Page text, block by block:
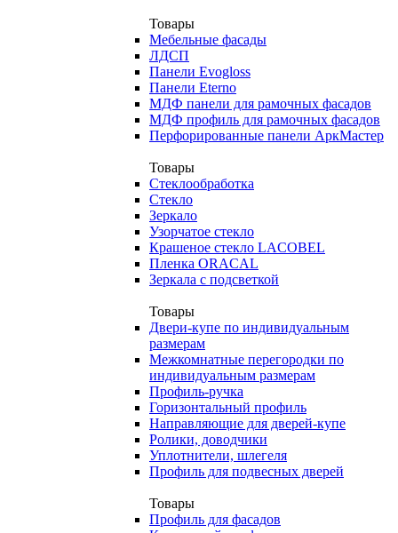
Товары
Мебельные фасады
ЛДСП
Панели Evogloss
Панели Eterno
МДФ панели для рамочных фасадов
МДФ профиль для рамочных фасадов
Перфорированные панели АркМастер
Товары
Стеклообработка
Стекло
Зеркало
Узорчатое стекло
Крашеное стекло LACOBEL
Пленка ORACAL
Зеркала с подсветкой
Товары
Двери-купе по индивидуальным
размерам
Межкомнатные перегородки по
индивидуальным размерам
Профиль-ручка
Горизонтальный профиль
Направляющие для дверей-купе
Ролики, доводчики
Уплотнители, шлегеля
Профиль для подвесных дверей
Товары
Профиль для фасадов